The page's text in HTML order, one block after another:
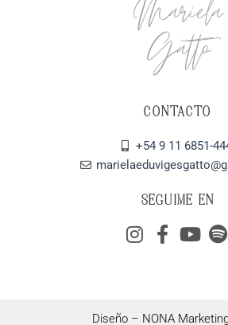
Mariela
Gatto
CONTACTO
+54 9 11 6851-
SEGUIME EN
Diseño – NONA